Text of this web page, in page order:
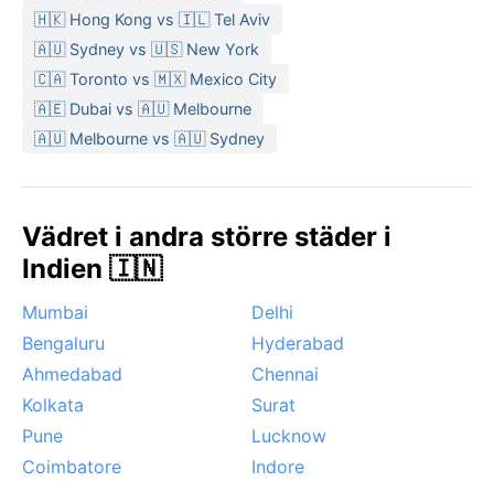
🇭🇰 Hong Kong vs 🇮🇱 Tel Aviv
🇦🇺 Sydney vs 🇺🇸 New York
🇨🇦 Toronto vs 🇲🇽 Mexico City
🇦🇪 Dubai vs 🇦🇺 Melbourne
🇦🇺 Melbourne vs 🇦🇺 Sydney
Vädret i andra större städer i
Indien 🇮🇳
Mumbai
Delhi
Bengaluru
Hyderabad
Ahmedabad
Chennai
Kolkata
Surat
Pune
Lucknow
Coimbatore
Indore